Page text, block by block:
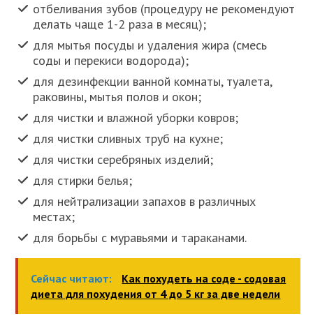
отбеливания зубов (процедуру не рекомендуют
делать чаще 1-2 раза в месяц);
для мытья посуды и удаления жира (смесь
соды и перекиси водорода);
для дезинфекции ванной комнаты, туалета,
раковины, мытья полов и окон;
для чистки и влажной уборки ковров;
для чистки сливных труб на кухне;
для чистки серебряных изделий;
для стирки белья;
для нейтрализации запахов в различных
местах;
для борьбы с муравьями и тараканами.
Сейчас читают:
Как похудеть на соде - содовая
диета для похудения от 4 до 5 кг за две недели